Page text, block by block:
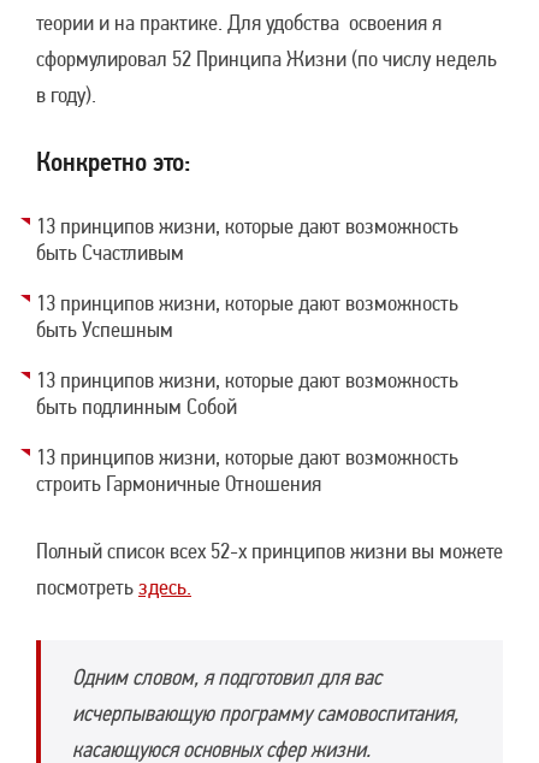
теории и на практике. Для удобства освоения я
сформулировал 52 Принципа Жизни (по числу недель
в году).
Конкретно это:
13 принципов жизни, которые дают возможность
быть Счастливым
13 принципов жизни, которые дают возможность
быть Успешным
13 принципов жизни, которые дают возможность
быть подлинным Собой
13 принципов жизни, которые дают возможность
строить Гармоничные Отношения
Полный список всех 52-х принципов жизни вы можете
посмотретьздесь.
Одним словом, я подготовил для вас
исчерпывающую программу самовоспитания,
касающуюся основных сфер жизни.